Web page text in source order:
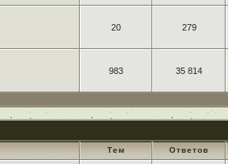
20 279
983 35 814
Тем Ответов